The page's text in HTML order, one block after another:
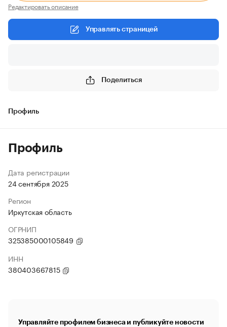
Редактировать описание
Управлять страницей
Поделиться
Профиль
Профиль
Дата регистрации
24 сентября 2025
Регион
Иркутская область
ОГРНИП
325385000105849
ИНН
380403667815
Управляйте профилем бизнеса и публикуйте новости